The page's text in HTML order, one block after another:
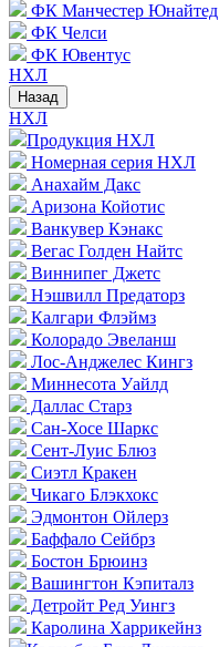
ФК Манчестер Юнайтед
ФК Челси
ФК Ювентус
НХЛ
Назад
НХЛ
Продукция НХЛ
Номерная серия НХЛ
Анахайм Дакс
Аризона Койотис
Ванкувер Кэнакс
Вегас Голден Найтс
Виннипег Джетс
Нэшвилл Предаторз
Калгари Флэймз
Колорадо Эвеланш
Лос-Анджелес Кингз
Миннесота Уайлд
Даллас Старз
Сан-Хосе Шаркс
Сент-Луис Блюз
Сиэтл Кракен
Чикаго Блэкхокс
Эдмонтон Ойлерз
Баффало Сейбрз
Бостон Брюинз
Вашингтон Кэпиталз
Детройт Ред Уингз
Каролина Харрикейнз